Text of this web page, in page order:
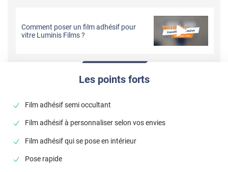
Comment poser un film adhésif pour
vitre Luminis Films ?
Les points forts
Film adhésif semi occultant
Film adhésif à personnaliser selon vos envies
Film adhésif qui se pose en intérieur
Pose rapide